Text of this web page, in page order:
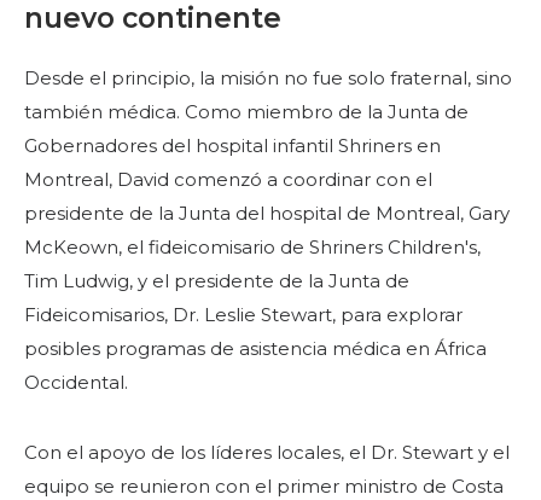
nuevo continente
Desde el principio, la misión no fue solo fraternal, sino
también médica. Como miembro de la Junta de
Gobernadores del hospital infantil Shriners en
Montreal, David comenzó a coordinar con el
presidente de la Junta del hospital de Montreal, Gary
McKeown, el fideicomisario de Shriners Children's,
Tim Ludwig, y el presidente de la Junta de
Fideicomisarios, Dr. Leslie Stewart, para explorar
posibles programas de asistencia médica en África
Occidental.
Con el apoyo de los líderes locales, el Dr. Stewart y el
equipo se reunieron con el primer ministro de Costa